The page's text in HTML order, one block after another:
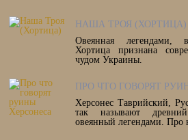
НАША ТРОЯ (ХОРТИЦА)
Овеянная легендами,
Хортица признана
чудом Украины.
ПРО ЧТО ГОВОРЯТ
Херсонес Таврийский,
так называют
овеянный легендами. Про